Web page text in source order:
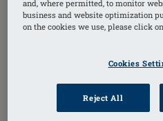
2SN - Prothèse ajustable
et personnalisable
and, where permitted, to monitor
business and website optimization
on the cookies we use, please click
Cookies
Reject All